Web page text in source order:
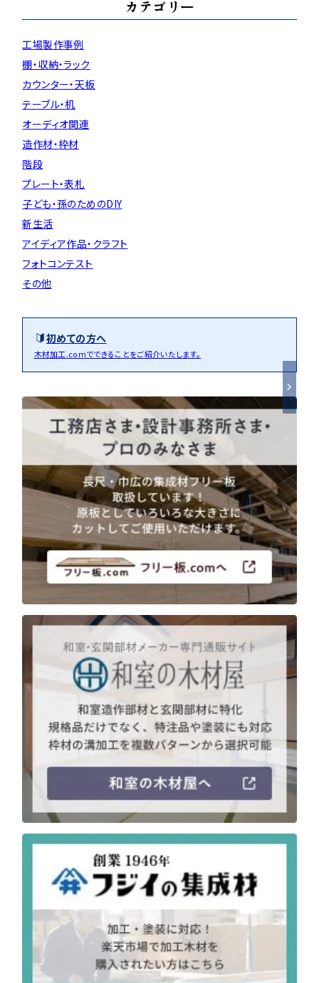
カテゴリー
工場製作事例
棚・収納・ラック
カウンター・天板
テーブル・机
オーディオ関連
造作材・枠材
階段
プレート・表札
子ども・孫のためのDIY
新生活
アイディア作品・クラフト
フォトコンテスト
その他
初めての方へ
木材加工.comでできることをご紹介いたします。